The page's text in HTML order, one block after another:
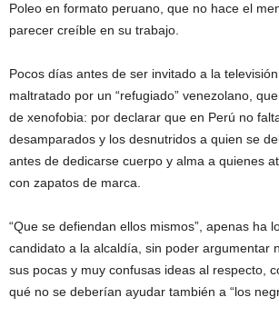
Poleo en formato peruano, que no hace el
parecer creíble en su trabajo.
Pocos días antes de ser invitado a la
maltratado por un “refugiado” venezolano,
de xenofobia: por declarar que en Perú no
desamparados y los desnutridos a quien se
antes de dedicarse cuerpo y alma a quienes
con zapatos de marca.
“Que se defiendan ellos mismos”, apenas ha
candidato a la alcaldía, sin poder argumentar
sus pocas y muy confusas ideas al respecto,
qué no se deberían ayudar también a “los